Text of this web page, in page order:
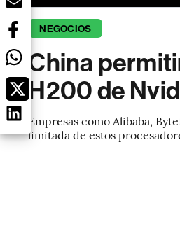
NEGOCIOS
China
H200 de
Empresas como Alibaba,
limitada de estos